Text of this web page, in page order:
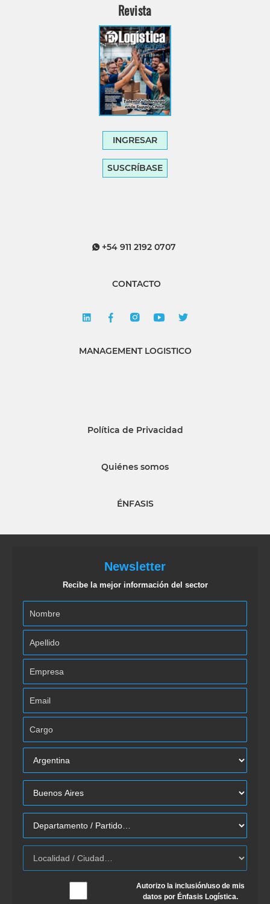
Revista
INGRESAR
SUSCRÍBASE
+54 911 2192 0707
CONTACTO
MANAGEMENT LOGISTICO
Política de Privacidad
Quiénes somos
ÉNFASIS
Newsletter
Recibe la mejor información del sector
Autorizo la inclusión/uso de mis
datos por Énfasis Logística.